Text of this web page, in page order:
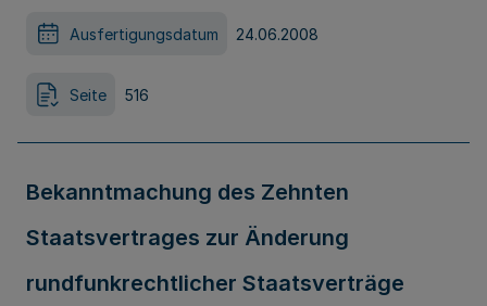
Ausfertigungsdatum 24.06.2008
Seite 516
Bekanntmachung des Zehnten
Staatsvertrages zur Änderung
rundfunkrechtlicher Staatsverträge